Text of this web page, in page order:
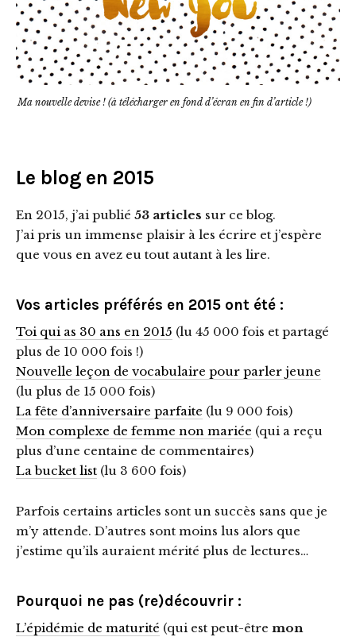
Ma nouvelle devise ! (à télécharger en fond d’écran en fin d’article !)
Le blog en 2015
En 2015, j’ai publié 53 articles sur ce blog.
J’ai pris un immense plaisir à les écrire et j’espère
que vous en avez eu tout autant à les lire.
Vos articles préférés en 2015 ont été :
Toi qui as 30 ans en 2015 (lu 45 000 fois et partagé
plus de 10 000 fois !)
Nouvelle leçon de vocabulaire pour parler jeune
(lu plus de 15 000 fois)
La fête d’anniversaire parfaite (lu 9 000 fois)
Mon complexe de femme non mariée (qui a reçu
plus d’une centaine de commentaires)
La bucket list (lu 3 600 fois)
Parfois certains articles sont un succès sans que je
m’y attende. D’autres sont moins lus alors que
j’estime qu’ils auraient mérité plus de lectures…
Pourquoi ne pas (re)découvrir :
L’épidémie de maturité (qui est peut-être mon